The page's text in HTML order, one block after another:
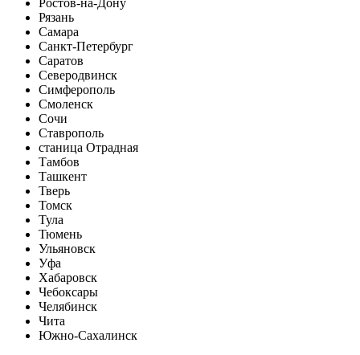
Ростов-на-Дону
Рязань
Самара
Санкт-Петербург
Саратов
Северодвинск
Симферополь
Смоленск
Сочи
Ставрополь
станица Отрадная
Тамбов
Ташкент
Тверь
Томск
Тула
Тюмень
Ульяновск
Уфа
Хабаровск
Чебоксары
Челябинск
Чита
Южно-Сахалинск